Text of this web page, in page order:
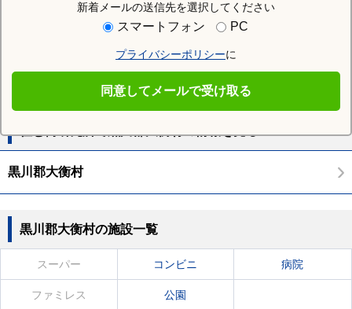
新着メールの送信先を選択してください
スマートフォン PC
プライバシーポリシーに
同意してメールで受け取る
周辺の人気エリア
宮城郡七ヶ浜町
宮城郡利府町
遠田郡美里町 牡鹿郡女川町
黒川郡大衡村
黒川郡大衡村の施設一覧
スーパー コンビニ 病院
ファミレス 公園